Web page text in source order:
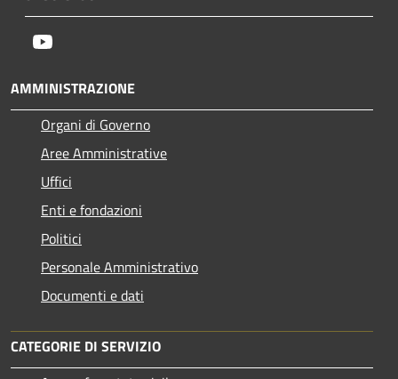
AMMINISTRAZIONE
Organi di Governo
Aree Amministrative
Uffici
Enti e fondazioni
Politici
Personale Amministrativo
Documenti e dati
CATEGORIE DI SERVIZIO